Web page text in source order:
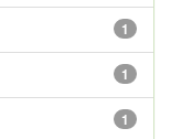
1
1
1